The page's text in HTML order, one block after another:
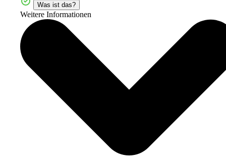
Was ist das?
Weitere Informationen